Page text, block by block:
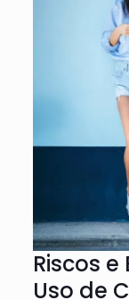
Riscos
Uso de